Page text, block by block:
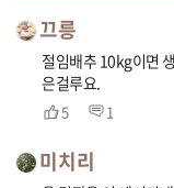
끄릉
절임배추 10kg이면
은걸루요.
5 1
미치리